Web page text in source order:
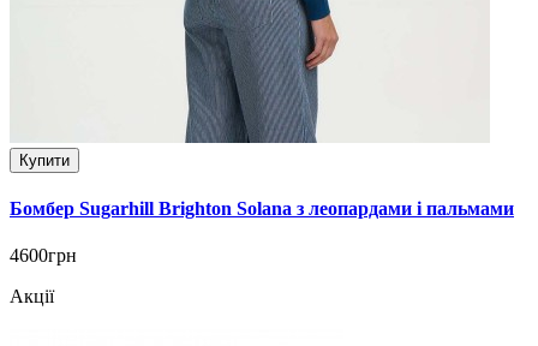
Купити
Бомбер Sugarhill Brighton Solana з леопардами і пальмами
4600грн
Акції